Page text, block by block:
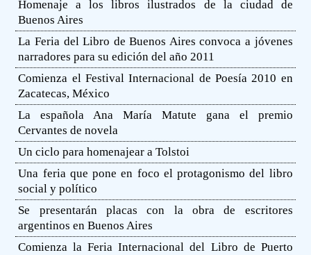
Homenaje a los libros ilustrados de la ciudad de
Buenos Aires
La Feria del Libro de Buenos Aires convoca a jóvenes
narradores para su edición del año 2011
Comienza el Festival Internacional de Poesía 2010 en
Zacatecas, México
La española Ana María Matute gana el premio
Cervantes de novela
Un ciclo para homenajear a Tolstoi
Una feria que pone en foco el protagonismo del libro
social y político
Se presentarán placas con la obra de escritores
argentinos en Buenos Aires
Comienza la Feria Internacional del Libro de Puerto